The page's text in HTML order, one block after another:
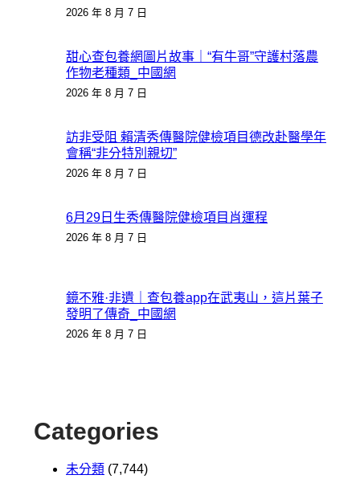
2026 年 8 月 7 日
甜心查包養網圖片故事｜“有牛哥”守護村落農
作物老種類_中國網
2026 年 8 月 7 日
訪非受阻 賴清秀傳醫院健檢項目德改赴醫學年
會稱“非分特別親切”
2026 年 8 月 7 日
6月29日生秀傳醫院健檢項目肖運程
2026 年 8 月 7 日
鏡不雅·非遺｜查包養app在武夷山，這片葉子
發明了傳奇_中國網
2026 年 8 月 7 日
Categories
未分類 (7,744)